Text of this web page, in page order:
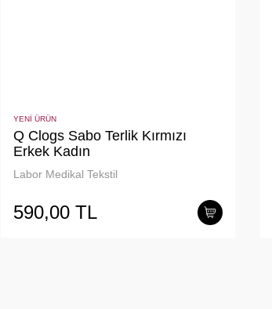
YENİ ÜRÜN
Q Clogs Sabo Terlik Kırmızı
Erkek Kadın
Labor Medikal Tekstil
590,00 TL